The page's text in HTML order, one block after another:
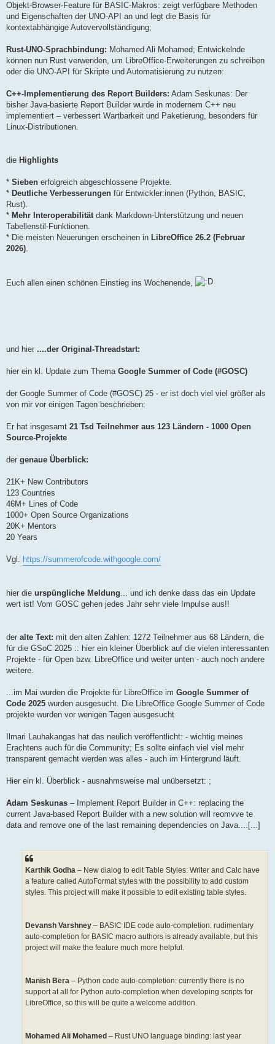
Objekt-Browser-Feature für BASIC-Makros: zeigt verfügbare Methoden
und Eigenschaften der UNO-API an und legt die Basis für
kontextabhängige Autovervollständigung;
Rust-UNO-Sprachbindung: Mohamed Ali Mohamed; Entwickelnde
können nun Rust verwenden, um LibreOffice-Erweiterungen zu schreiben
oder die UNO-API für Skripte und Automatisierung zu nutzen:
C++-Implementierung des Report Builders: Adam Seskunas: Der
bisher Java-basierte Report Builder wurde in modernem C++ neu
implementiert – verbessert Wartbarkeit und Paketierung, besonders für
Linux-Distributionen.
die Highlights
* Sieben erfolgreich abgeschlossene Projekte.
* Deutliche Verbesserungen für Entwickler:innen (Python, BASIC,
Rust).
* Mehr Interoperabilitätdank Markdown-Unterstützung und neuen
Tabellenstil-Funktionen.
* Die meisten Neuerungen erscheinen in LibreOffice 26.2 (Februar
2026).
Euch allen einen schönen Einstieg ins Wochenende,
und hier ....der Original-Threadstart:
hier ein kl. Update zum Thema Google Summer of Code (#GOSC)
der Google Summer of Code (#GOSC) 25 - er ist doch viel viel größer als
von mir vor einigen Tagen beschrieben:
Er hat insgesamt 21 Tsd Teilnehmer aus 123 Ländern - 1000 Open
Source-Projekte
der genaue Überblick:
21K+ New Contributors
123 Countries
46M+ Lines of Code
1000+ Open Source Organizations
20K+ Mentors
20 Years
Vgl. https://summerofcode.withgoogle.com/
hier die urspüngliche Meldung... und ich denke dass das ein Update
wert ist! Vom GOSC gehen jedes Jahr sehr viele Impulse aus!!
der alte Text: mit den alten Zahlen: 1272 Teilnehmer aus 68 Ländern, die
für die GSoC 2025 :: hier ein kleiner Überblick auf die vielen interessanten
Projekte - für Open bzw. LibreOffice und weiter unten - auch noch andere
weitere.
...im Mai wurden die Projekte für LibreOffice im Google Summer of
Code 2025 wurden ausgesucht. Die LibreOffice Google Summer of Code
projekte wurden vor wenigen Tagen ausgesucht
Ilmari Lauhakangas hat das neulich veröffentlicht: - wichtig meines
Erachtens auch für die Community; Es sollte einfach viel viel mehr
transparent gemacht werden was alles - auch im Hintergrund läuft.
Hier ein kl. Überblick - ausnahmsweise mal unübersetzt: ;
Adam Seskunas – Implement Report Builder in C++: replacing the
current Java-based Report Builder with a new solution will reomvve te
data and remove one of the last remaining dependencies on Java....[...]
Karthik Godha – New dialog to edit Table Styles: Writer and Calc have
a feature called AutoFormat styles with the possibility to add custom
styles. This project will make it possible to edit existing table styles.
Devansh Varshney – BASIC IDE code auto-completion: rudimentary
auto-completion for BASIC macro authors is already available, but this
project will make the feature much more helpful.
Manish Bera – Python code auto-completion: currently there is no
support at all for Python auto-completion when developing scripts for
LibreOffice, so this will be quite a welcome addition.
Mohamed Ali Mohamed – Rust UNO language binding: last year